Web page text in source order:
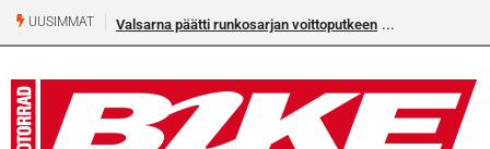
UUSIMMAT Valsarna päätti runkosarjan voittoputkeen